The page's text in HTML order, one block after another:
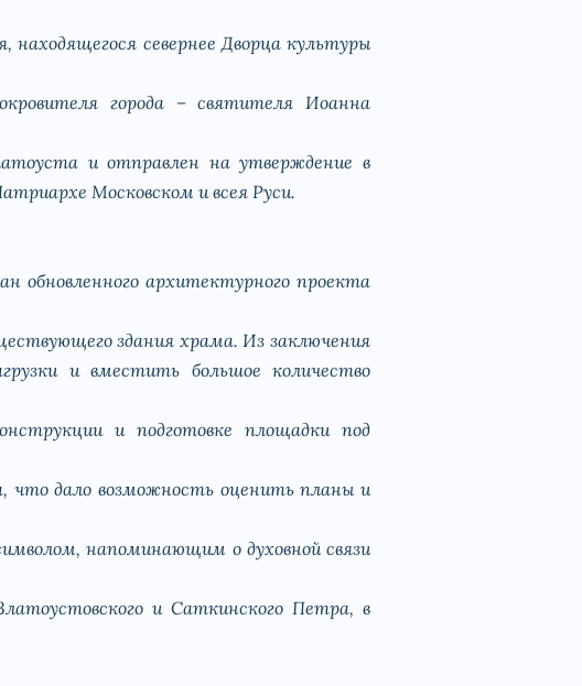
севернее Дворца культуры
города – святителя Иоанна
и отправлен на утверждение в
Московском и всея Руси.
обновленного архитектурного проекта
здания храма. Из заключения
и вместить большое количество
и подготовке площадки под
что дало возможность оценить планы и
напоминающим о духовной связи
и Саткинского Петра, в